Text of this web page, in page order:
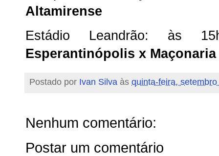
Altamirense
Estádio Leandrão: às
Esperantinópolis x Maçonaria
Postado por Ivan Silva às quinta-feira,
Nenhum comentário:
Postar um comentário